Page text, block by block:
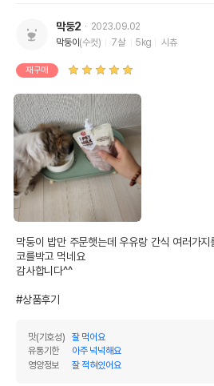
막둥2
2023.09.02
막둥이(수컷) 7살 5kg 시츄
재구매
막둥이 밥만 주문햇는데 우유랑 간식 여러가지
코를박고 먹네요
감사합니다^^
#상품후기
맛(기호성)
잘 먹어요
유통기한
아주 넉넉해요
영양정보
잘 적혀있어요